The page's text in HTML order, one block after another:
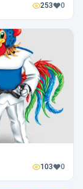
253 0
103 0